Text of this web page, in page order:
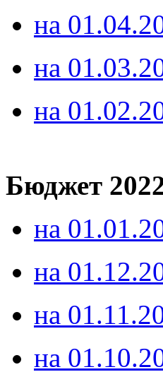
на
на
на
Бюджет
на
на
на
на